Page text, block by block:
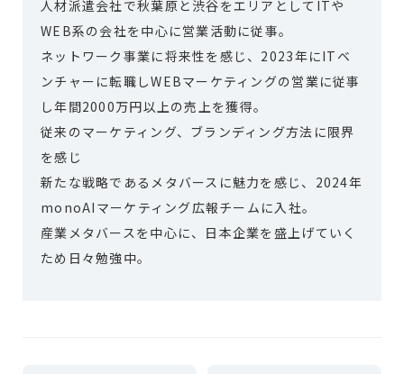
人材派遣会社で秋葉原と渋谷をエリアとしてITや
WEB系の会社を中心に営業活動に従事。
ネットワーク事業に将来性を感じ、2023年にITベ
ンチャーに転職しWEBマーケティングの営業に従事
し年間2000万円以上の売上を獲得。
従来のマーケティング、ブランディング方法に限界
を感じ
新たな戦略であるメタバースに魅力を感じ、2024年
monoAIマーケティング広報チームに入社。
産業メタバースを中心に、日本企業を盛上げていく
ため日々勉強中。